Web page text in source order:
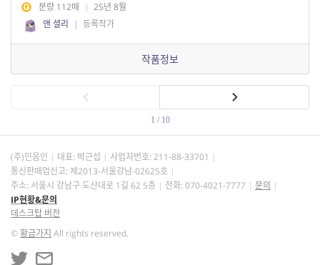
분량 112매 | 25년 8월
앤 셜리
| 등록작가
작품정보
1 / 10
(주)민음인 대표: 박근섭 사업자번호: 211-88-33701
통신판매업신고: 제2013-서울강남-02625호
주소: 서울시 강남구 도산대로 1길 62 5층
전화: 070-4021-7777
문의
IP현황&문의
데스크탑 버전
©황금가지 All rights reserved.